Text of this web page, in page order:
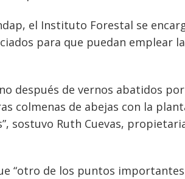
el Instituto Forestal se
para que puedan emplear
después de vernos abatidos
colmenas de abejas con la
sostuvo Ruth Cuevas,
“otro de los puntos